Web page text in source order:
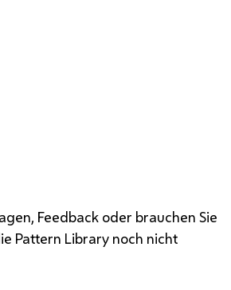
Feedback oder brauchen Sie
Pattern Library noch nicht